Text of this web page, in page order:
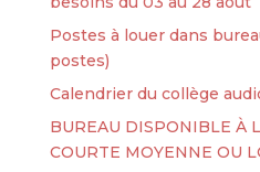
Postes à louer dans
postes)
Calendrier du collège
BUREAU DISPONIBLE À
COURTE MOYENNE OU